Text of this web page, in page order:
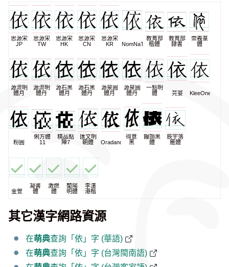
思源宋
JP
思源宋
TW
思源宋
HK
思源宋
CN
思源宋
KR
NomNaTong
教育部
楷體
教育部
隸書
崇羲篆
體
源流明
體月
源流明
體丹
源石黑
體月
源石黑
體丹
源泉圓
體月
源泉圓
體丹
一點明
體
芫荽 KleeOne
粉圓
俐方體
11
精品點
陣7
匯文明
朝體
Oradano
得意
黑
饅頭黑
體
辰宇落
雁體
金萱
凝書
體
激燃
體
蘭陽
明體
李漢
港楷
其它漢字網路資源
在萌典查詢「依」字 (華語)
在萌典查詢「依」字 (台灣閩南語)